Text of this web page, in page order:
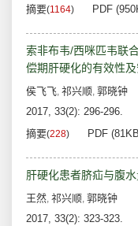
摘要(1164) PDF
索非布韦/西咪匹韦联
偿期肝硬化的有效性
侯飞飞, 祁兴顺, 郭晓钟
2017, 33(2): 296-296.
摘要(228) PDF
肝硬化患者脐疝与腹
王然, 祁兴顺, 郭晓钟
2017, 33(2): 323-323.